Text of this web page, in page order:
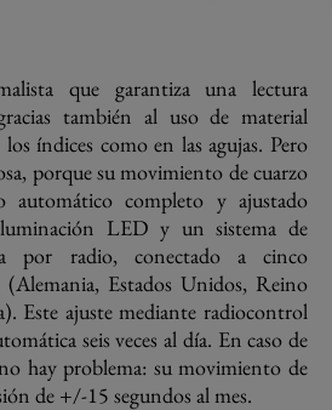
que garantiza una lectura
también al uso de material
índices como en las agujas. Pero
porque su movimiento de cuarzo
automático completo y ajustado
LED y un sistema de
por radio, conectado a cinco
(Alemania, Estados Unidos, Reino
Este ajuste mediante radiocontrol
seis veces al día. En caso de
hay problema: su movimiento de
de +/-15 segundos al mes.